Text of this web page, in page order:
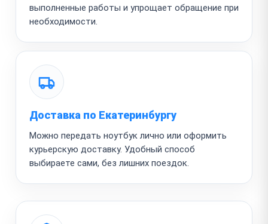
выполненные работы и упрощает обращение при
необходимости.
Доставка по Екатеринбургу
Можно передать ноутбук лично или оформить
курьерскую доставку. Удобный способ
выбираете сами, без лишних поездок.